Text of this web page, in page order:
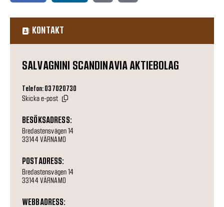
KONTAKT
SALVAGNINI SCANDINAVIA AKTIEBOLAG
Telefon: 037020730
Skicka e-post
BESÖKSADRESS:
Bredastensvägen 14
33144 VÄRNAMO
POSTADRESS:
Bredastensvägen 14
33144 VÄRNAMO
WEBBADRESS: